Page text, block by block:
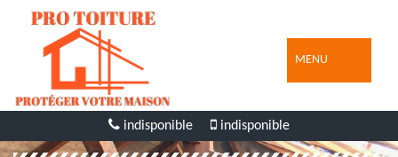
MENU
indisponible indisponible